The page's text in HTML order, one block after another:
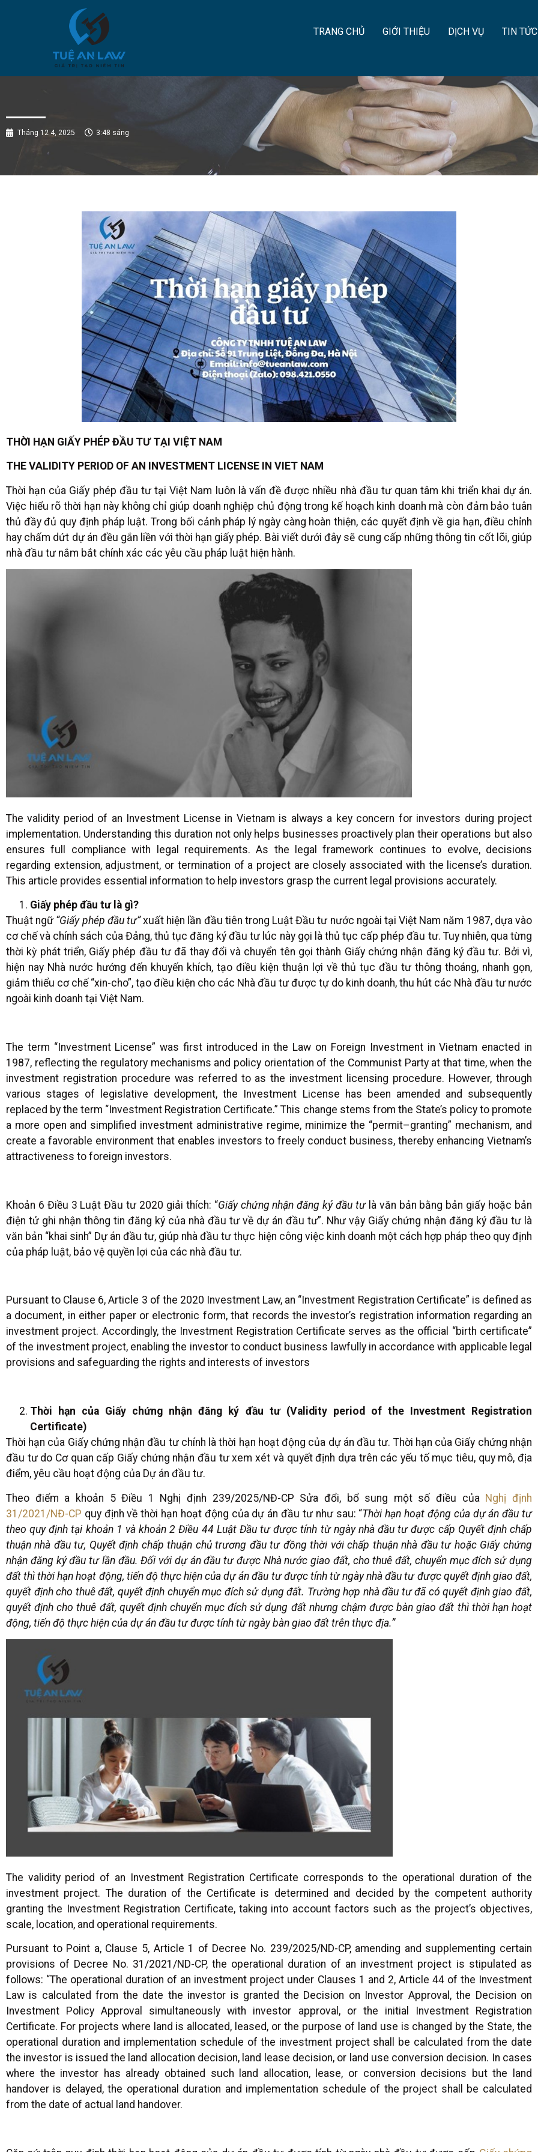
TRANG CHỦ GIỚI THIỆU DỊCH VỤ TIN TỨC
Tháng 12 4, 2025 3:48 sáng
THỜI HẠN GIẤY PHÉP ĐẦU TƯ TẠI VIỆT NAM
THE VALIDITY PERIOD OF AN INVESTMENT LICENSE IN VIET NAM
Thời hạn của Giấy phép đầu tư tại Việt Nam luôn là vấn đề được nhiều nhà đầu tư quan tâm khi triển khai dự án.
Việc hiểu rõ thời hạn này không chỉ giúp doanh nghiệp chủ động trong kế hoạch kinh doanh mà còn đảm bảo tuân
thủ đầy đủ quy định pháp luật. Trong bối cảnh pháp lý ngày càng hoàn thiện, các quyết định về gia hạn, điều chỉnh
hay chấm dứt dự án đều gắn liền với thời hạn giấy phép. Bài viết dưới đây sẽ cung cấp những thông tin cốt lõi, giúp
nhà đầu tư nắm bắt chính xác các yêu cầu pháp luật hiện hành.
The validity period of an Investment License in Vietnam is always a key concern for investors during project
implementation. Understanding this duration not only helps businesses proactively plan their operations but also
ensures full compliance with legal requirements. As the legal framework continues to evolve, decisions
regarding extension, adjustment, or termination of a project are closely associated with the license’s duration.
This article provides essential information to help investors grasp the current legal provisions accurately.
Giấy phép đầu tư là gì?
Thuật ngữ “Giấy phép đầu tư”xuất hiện lần đầu tiên trong Luật Đầu tư nước ngoài tại Việt Nam năm 1987, dựa vào
cơ chế và chính sách của Đảng, thủ tục đăng ký đầu tư lúc này gọi là thủ tục cấp phép đầu tư. Tuy nhiên, qua từng
thời kỳ phát triển, Giấy phép đầu tư đã thay đổi và chuyển tên gọi thành Giấy chứng nhận đăng ký đầu tư. Bởi vì,
hiện nay Nhà nước hướng đến khuyến khích, tạo điều kiện thuận lợi về thủ tục đầu tư thông thoáng, nhanh gọn,
giảm thiểu cơ chế “xin-cho”, tạo điều kiện cho các Nhà đầu tư được tự do kinh doanh, thu hút các Nhà đầu tư nước
ngoài kinh doanh tại Việt Nam.
The term “Investment License” was first introduced in the Law on Foreign Investment in Vietnam enacted in
1987, reflecting the regulatory mechanisms and policy orientation of the Communist Party at that time, when the
investment registration procedure was referred to as the investment licensing procedure. However, through
various stages of legislative development, the Investment License has been amended and subsequently
replaced by the term “Investment Registration Certificate.” This change stems from the State’s policy to promote
a more open and simplified investment administrative regime, minimize the “permit–granting” mechanism, and
create a favorable environment that enables investors to freely conduct business, thereby enhancing Vietnam’s
attractiveness to foreign investors.
Khoản 6 Điều 3 Luật Đầu tư 2020 giải thích: “Giấy chứng nhận đăng ký đầu tưlà văn bản bằng bản giấy hoặc bản
điện tử ghi nhận thông tin đăng ký của nhà đầu tư về dự án đầu tư”. Như vậy Giấy chứng nhận đăng ký đầu tư là
văn bản “khai sinh” Dự án đầu tư, giúp nhà đầu tư thực hiện công việc kinh doanh một cách hợp pháp theo quy định
của pháp luật, bảo vệ quyền lợi của các nhà đầu tư.
Pursuant to Clause 6, Article 3 of the 2020 Investment Law, an “Investment Registration Certificate” is defined as
a document, in either paper or electronic form, that records the investor’s registration information regarding an
investment project. Accordingly, the Investment Registration Certificate serves as the official “birth certificate”
of the investment project, enabling the investor to conduct business lawfully in accordance with applicable legal
provisions and safeguarding the rights and interests of investors
Thời hạn của Giấy chứng nhận đăng ký đầu tư (Validity period of the Investment Registration
Certificate)
Thời hạn của Giấy chứng nhận đầu tư chính là thời hạn hoạt động của dự án đầu tư. Thời hạn của Giấy chứng nhận
đầu tư do Cơ quan cấp Giấy chứng nhận đầu tư xem xét và quyết định dựa trên các yếu tố mục tiêu, quy mô, địa
điểm, yêu cầu hoạt động của Dự án đầu tư.
Theo điểm a khoản 5 Điều 1 Nghị định 239/2025/NĐ-CP Sửa đổi, bổ sung một số điều của Nghị định
31/2021/NĐ-CP quy định về thời hạn hoạt động của dự án đầu tư như sau: “Thời hạn hoạt động của dự án đầu tư
theo quy định tại khoản 1 và khoản 2 Điều 44 Luật Đầu tư được tính từ ngày nhà đầu tư được cấp Quyết định chấp
thuận nhà đầu tư, Quyết định chấp thuận chủ trương đầu tư đồng thời với chấp thuận nhà đầu tư hoặc Giấy chứng
nhận đăng ký đầu tư lần đầu. Đối với dự án đầu tư được Nhà nước giao đất, cho thuê đất, chuyển mục đích sử dụng
đất thì thời hạn hoạt động, tiến độ thực hiện của dự án đầu tư được tính từ ngày nhà đầu tư được quyết định giao đất,
quyết định cho thuê đất, quyết định chuyển mục đích sử dụng đất. Trường hợp nhà đầu tư đã có quyết định giao đất,
quyết định cho thuê đất, quyết định chuyển mục đích sử dụng đất nhưng chậm được bàn giao đất thì thời hạn hoạt
động, tiến độ thực hiện của dự án đầu tư được tính từ ngày bàn giao đất trên thực địa.”
The validity period of an Investment Registration Certificate corresponds to the operational duration of the
investment project. The duration of the Certificate is determined and decided by the competent authority
granting the Investment Registration Certificate, taking into account factors such as the project’s objectives,
scale, location, and operational requirements.
Pursuant to Point a, Clause 5, Article 1 of Decree No. 239/2025/ND-CP, amending and supplementing certain
provisions of Decree No. 31/2021/ND-CP, the operational duration of an investment project is stipulated as
follows: “The operational duration of an investment project under Clauses 1 and 2, Article 44 of the Investment
Law is calculated from the date the investor is granted the Decision on Investor Approval, the Decision on
Investment Policy Approval simultaneously with investor approval, or the initial Investment Registration
Certificate. For projects where land is allocated, leased, or the purpose of land use is changed by the State, the
operational duration and implementation schedule of the investment project shall be calculated from the date
the investor is issued the land allocation decision, land lease decision, or land use conversion decision. In cases
where the investor has already obtained such land allocation, lease, or conversion decisions but the land
handover is delayed, the operational duration and implementation schedule of the project shall be calculated
from the date of actual land handover.